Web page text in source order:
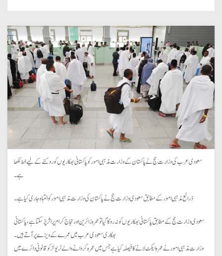
سعودی عرب کی وزارت حج نے پاکستان کے وزارت مذہبی امور کو پاکستانی بھکاریوں کو روکنے کے لیے خط لکھا
ہے۔
ذرائع مذہبی امور کے مطابق سعودی وزارت حج نے پاکستان کی وزارت مذہبی امور کو انتباہ جاری کیا ہے۔
سعودی وزارت حج کے مطابق پاکستانی بھکاریوں کو نہ روکا گیا تو عمرہ زائرین اور حجاج کرام پر اثر پڑ سکتا ہے، پاکستانی
بھکاری سعو دی عرب میں عمرے کے ویزے پر آتے ہیں۔
وزارت مذہبی امور نے عمرہ ایکٹ لانے کا فیصلہ کیا ہے جس میں عمرہ کروانے والے ٹریولز کو قانونی دائرے میں